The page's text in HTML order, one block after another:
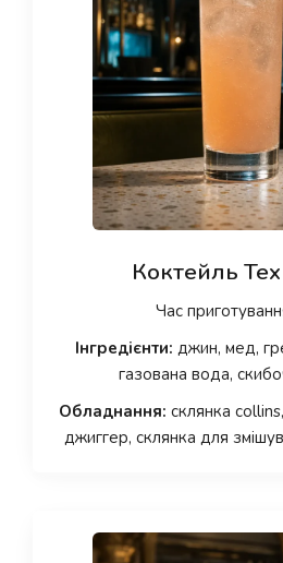
Коктейль
Час
Інгредієнти: джин, мед,
газована вода,
Обладнання: склянка
джиггер, склянка для